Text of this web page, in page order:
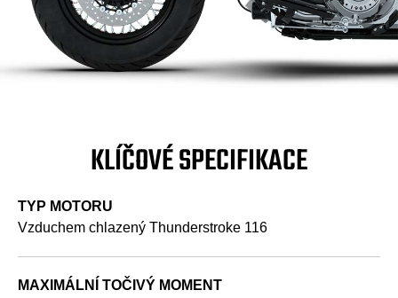
KLÍČOVÉ SPECIFIKACE
TYP MOTORU
Vzduchem chlazený Thunderstroke 116
MAXIMÁLNÍ TOČIVÝ MOMENT